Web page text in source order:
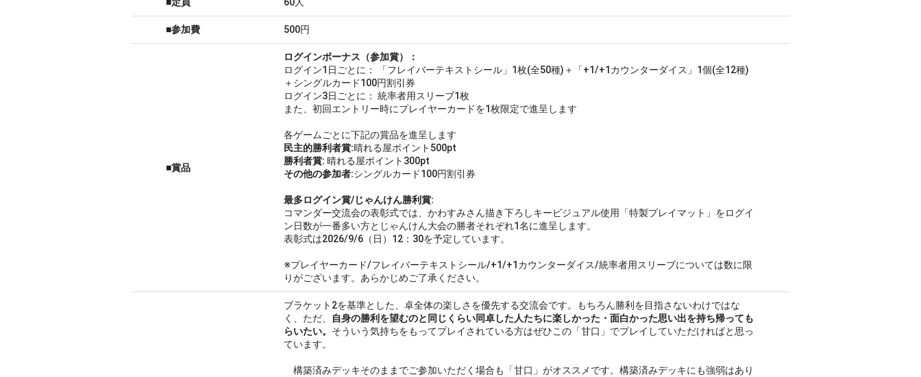
■参加費 500円
■賞品
ログインボーナス（参加賞）：
ログイン1日ごとに： 「フレイバーテキストシール」1枚(全50種)＋「+1/+1カウンターダイス」1個(全12種)
＋シングルカード100円割引券
ログイン3日ごとに： 統率者用スリーブ1枚
また、初回エントリー時にプレイヤーカードを1枚限定で進呈します
各ゲームごとに下記の賞品を進呈します
民主的勝利者賞:晴れる屋ポイント500pt
勝利者賞: 晴れる屋ポイント300pt
その他の参加者:シングルカード100円割引券
最多ログイン賞/じゃんけん勝利賞:
コマンダー交流会の表彰式では、かわすみさん描き下ろしキービジュアル使用「特製プレイマット」をログイ
ン日数が一番多い方とじゃんけん大会の勝者それぞれ1名に進呈します。
表彰式は2026/9/6（日）12：30を予定しています。
※プレイヤーカード/フレイバーテキストシール/+1/+1カウンターダイス/統率者用スリーブについては数に限
りがございます。あらかじめご了承ください。
ブラケット2を基準とした、卓全体の楽しさを優先する交流会です。もちろん勝利を目指さないわけではな
く、ただ、
自身の勝利を望むのと同じくらい同卓した人たちに楽しかった・面白かった思い出を持ち帰っても
らいたい。 そういう気持ちをもってプレイされている方はぜひこの「甘口」でプレイしていただければと思っ
ています。
構築済みデッキそのままでご参加いただく場合も「甘口」がオススメです。構築済みデッキにも強弱はあり